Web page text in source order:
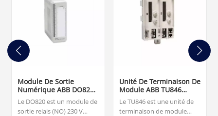
Module De Sortie
Numérique ABB DO820
3BSE008514R1
Le DO820 est un module de
sortie relais (NO) 230 V
Unité De Terminaison De
Module ABB TU846
3BSE022460R1
Le TU846 est une unité de
terminaison de module